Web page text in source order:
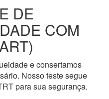
DE
COM
e consertamos
Nosso teste segue
para sua segurança.